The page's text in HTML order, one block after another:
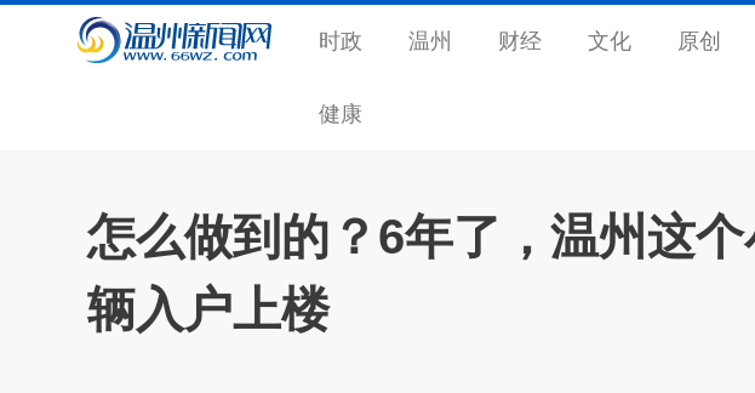
时政 温州 财经 文化 原创
健康
怎么做到的？6年了，温州这
辆入户上楼